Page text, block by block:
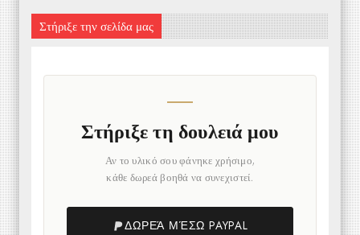
Στήριξε την σελίδα μας
Στήριξε τη δουλειά μου
Αν το υλικό σου φάνηκε χρήσιμο,
κάθε δωρεά βοηθά να συνεχιστεί.
ΔΩΡΕΆ ΜΈΣΩ PAYPAL